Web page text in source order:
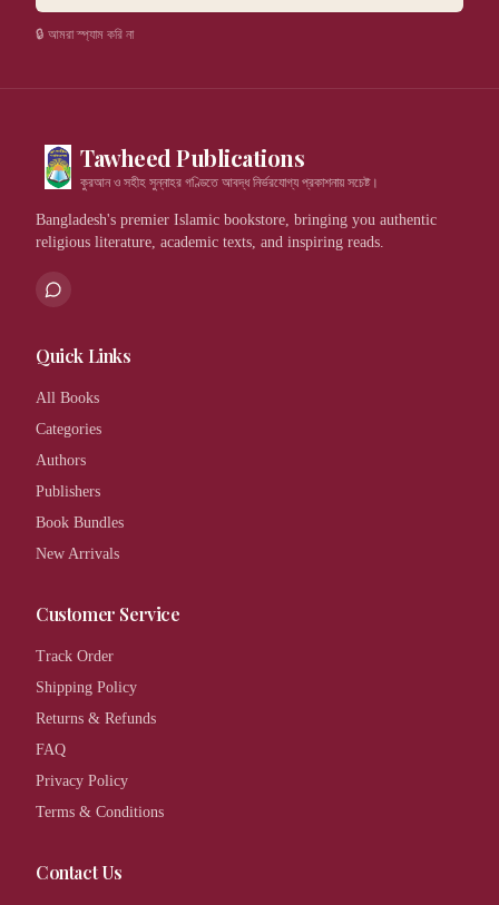
🔒 আমরা স্প্যাম করি না
Tawheed Publications
কুরআন ও সহীহ সুন্নাহর গণ্ডিতে আবদ্ধ নির্ভরযোগ্য প্রকাশনায় সচেষ্ট।
Bangladesh's premier Islamic bookstore, bringing you authentic
religious literature, academic texts, and inspiring reads.
Quick Links
All Books
Categories
Authors
Publishers
Book Bundles
New Arrivals
Customer Service
Track Order
Shipping Policy
Returns & Refunds
FAQ
Privacy Policy
Terms & Conditions
Contact Us